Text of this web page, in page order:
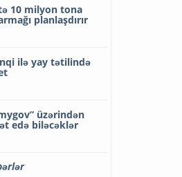
10 milyon tona
planlaşdırır
ilə yay tətilində
üzərindən
edə biləcəklər